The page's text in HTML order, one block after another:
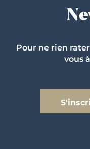
Pour ne rien
vous